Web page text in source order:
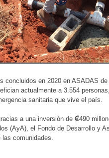
concluidos en 2020 en ASADAS
actualmente a 3.554
sanitaria que vive el país.
a una inversión de ₡490
(AyA), el Fondo de Desarrollo y
comunidades.